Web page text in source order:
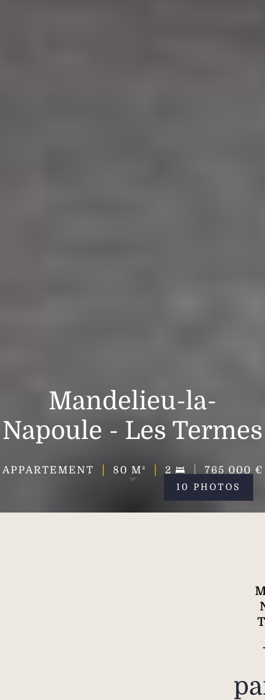
Mandelieu-la-
Napoule - Les Termes
APPARTEMENT 80 M² 2 765 000 €
10 PHOTOS